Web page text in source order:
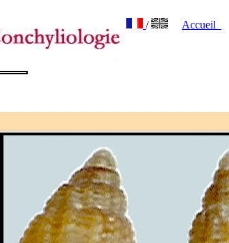
/ Accueil